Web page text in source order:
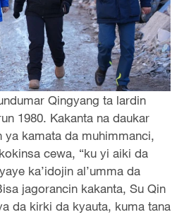
Qingyang ta lardin
1980. Kakanta na daukar
ya kamata da muhimmanci,
cewa, “ku yi aiki da
ka’idojin al’umma da
jagorancin kakanta, Su Qin
da kirki da kyauta, kuma tana